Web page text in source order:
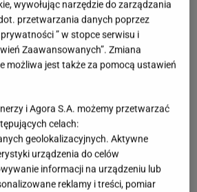
wywołując narzędzie do zarządzania
przetwarzania danych poprzez
” w stopce serwisu i
Zaawansowanych”. Zmiana
możliwa jest także za pomocą ustawień
i Agora S.A. możemy przetwarzać
celach:
geolokalizacyjnych. Aktywne
urządzenia do celów
informacji na urządzeniu lub
reklamy i treści, pomiar